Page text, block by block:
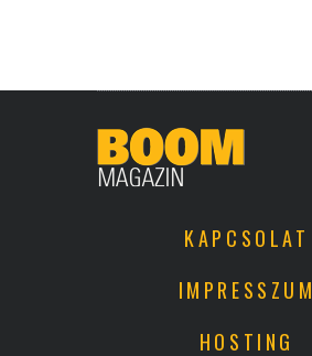
KAPCSOLAT
IMPRESSZUM
HOSTING